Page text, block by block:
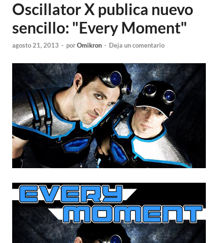
Oscillator X publica nuevo
sencillo: "Every Moment"
agosto 21, 2013 - porOmikron - Deja un comentario